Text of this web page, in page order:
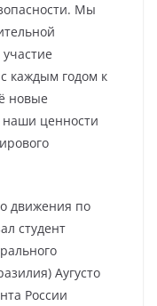
Мы
каждым годом к
новые
наши ценности
движения по
студент
Аугусто
России